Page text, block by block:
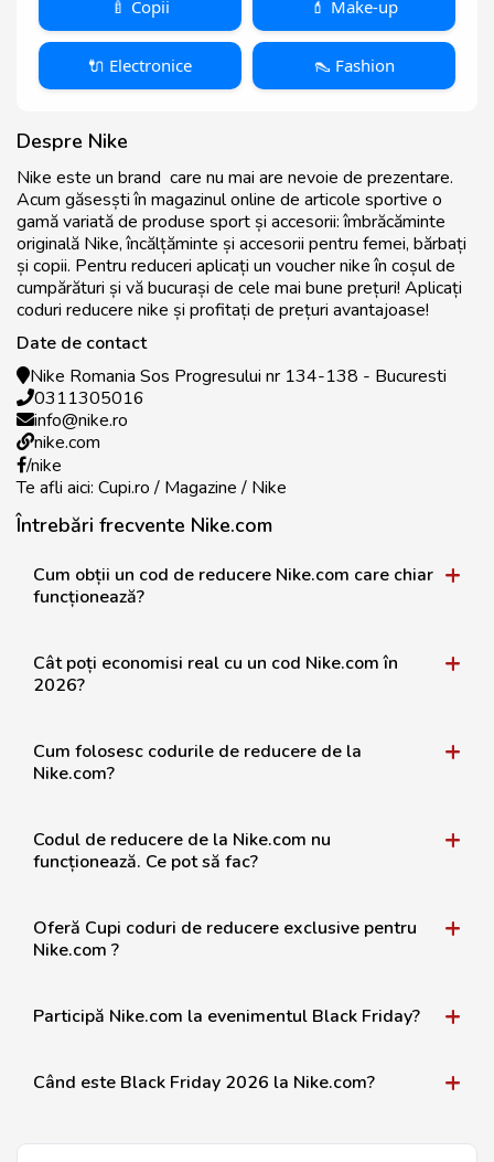
🍼 Copii 💄 Make-up
🔌 Electronice 👠 Fashion
Despre Nike
Nike este un brand care nu mai are nevoie de prezentare.
Acum găsesști în magazinul online de articole sportive o
gamă variată de produse sport și accesorii: îmbrăcăminte
originală Nike, încălțăminte și accesorii pentru femei, bărbați
și copii. Pentru reduceri aplicați un voucher nike în coșul de
cumpărături și vă bucurași de cele mai bune prețuri! Aplicați
coduri reducere nike și profitați de prețuri avantajoase!
Date de contact
Nike Romania Sos Progresului nr 134-138 - Bucuresti
0311305016
info@nike.ro
nike.com
/nike
Te afli aici: Cupi.ro/ Magazine / Nike
Întrebări frecvente Nike.com
Cum obții un cod de reducere Nike.com care chiar
funcționează?
Cât poți economisi real cu un cod Nike.com în
2026?
Cum folosesc codurile de reducere de la
Nike.com?
Codul de reducere de la Nike.com nu
funcționează. Ce pot să fac?
Oferă Cupi coduri de reducere exclusive pentru
Nike.com ?
Participă Nike.com la evenimentul Black Friday?
Când este Black Friday 2026 la Nike.com?